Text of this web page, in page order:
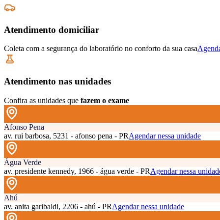
Atendimento domiciliar
Coleta com a segurança do laboratório no conforto da sua casa
Atendimento nas unidades
Confira as unidades que fazem o exame
Afonso Pena
av. rui barbosa, 5231 - afonso pena - PRAgendar nessa unidade
Água Verde
av. presidente kennedy, 1966 - água verde - PRAgendar nessa
Ahú
av. anita garibaldi, 2206 - ahú - PRAgendar nessa unidade